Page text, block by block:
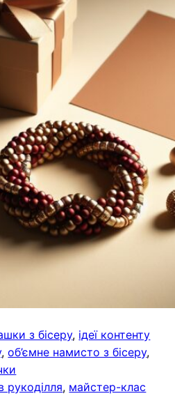
з бісеру, ідеї контенту
, об’ємне намисто з бісеру
рукоділля, майстер-клас